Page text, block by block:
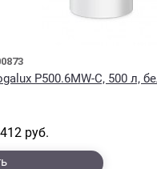
P500.6MW-C, 500 л,
руб.